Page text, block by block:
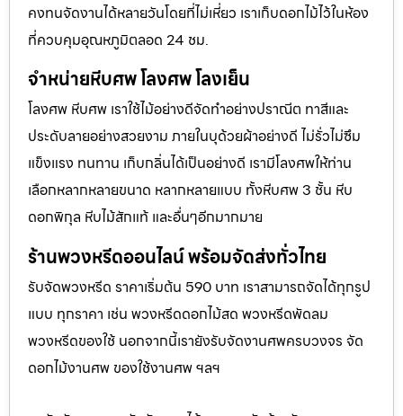
คงทนจัดงานได้หลายวันโดยที่ไม่เหี่ยว เราเก็บดอกไม้ไว้ในห้อง
ที่ควบคุมอุณหภูมิตลอด 24 ชม.
จำหน่ายหีบศพ โลงศพ โลงเย็น
โลงศพ หีบศพ เราใช้ไม้อย่างดีจัดทำอย่างปราณีต ทาสีและ
ประดับลายอย่างสวยงาม ภายในบุด้วยผ้าอย่างดี ไม่รั่วไม่ซึม
แข็งแรง ทนทาน เก็บกลิ่นได้เป็นอย่างดี เรามีโลงศพให้ท่าน
เลือกหลากหลายขนาด หลากหลายแบบ ทั้งหีบศพ 3 ชั้น หีบ
ดอกพิกุล หีบไม้สักแท้ และอื่นๆอีกมากมาย
ร้านพวงหรีดออนไลน์ พร้อมจัดส่งทั่วไทย
รับจัดพวงหรีด ราคาเริ่มต้น 590 บาท เราสามารถจัดได้ทุกรูป
แบบ ทุกราคา เช่น พวงหรีดดอกไม้สด พวงหรีดพัดลม
พวงหรีดของใช้ นอกจากนี้เรายังรับจัดงานศพครบวงจร จัด
ดอกไม้งานศพ ของใช้งานศพ ฯลฯ